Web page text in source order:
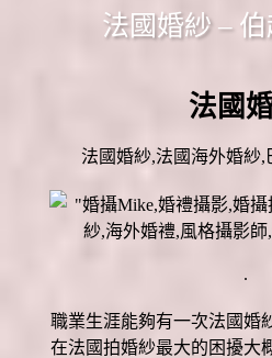
法國婚紗 –
法國
法國婚紗,法國海外婚紗,
.
職業生涯能夠有一次法國婚
在法國拍婚紗最大的困擾大